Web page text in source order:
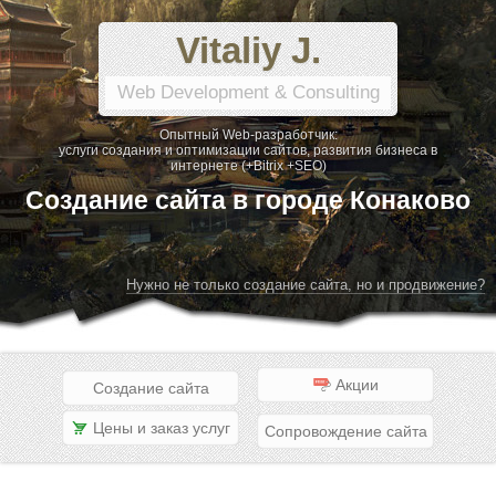
Vitaliy J.
Web Development & Consulting
Опытный Web-разработчик:
услуги создания и оптимизации сайтов, развития бизнеса в
интернете (+Bitrix +SEO)
Создание сайта в городе Конаково
Нужно не только создание сайта, но и продвижение?
Создание сайта Акции
Цены и заказ услуг Сопровождение сайта